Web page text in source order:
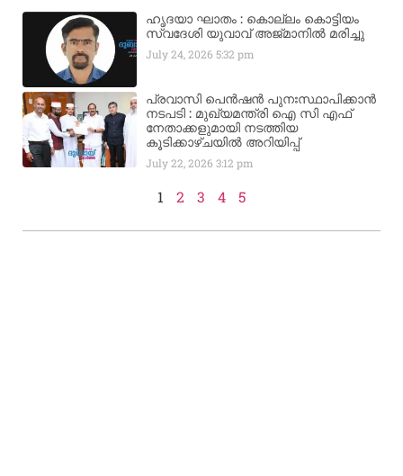
ഹൃദയാ ഘാതം : കൊല്ലം കൊട്ടിയം
സ്വദേശി യുവാവ് അജ്മാനിൽ മരിച്ചു
July 24, 20265:32 pm
പ്രവാസി പെൻഷൻ പുനഃസ്ഥാപിക്കാൻ
നടപടി : മുഖ്യമന്ത്രി ഐ സി എഫ്
നേതാക്കളുമായി നടത്തിയ
കൂടിക്കാഴ്ചയിൽ അറിയിപ്പ്
July 22, 20263:12 pm
1 2 3 4 5